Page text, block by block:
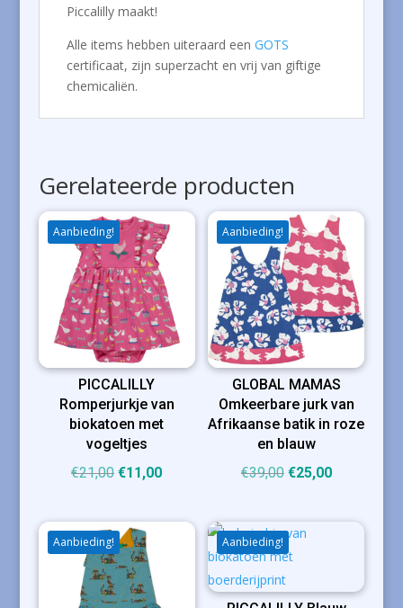
Piccalilly maakt!
Alle items hebben uiteraard een GOTS
certificaat, zijn superzacht en vrij van giftige
chemicaliën.
Gerelateerde producten
Aanbieding!
PICCALILLY
Romperjurkje van
biokatoen met
vogeltjes
€21,00 Oorspronkelijke
was:
€21,00.
€11,00Huidige
is:
Aanbieding!
GLOBAL MAMAS
Omkeerbare jurk van
Afrikaanse batik in roze
en blauw
€39,00 Oorspronkelijke
€39,00.
€25,00Huidige
Aanbieding! Aanbieding!